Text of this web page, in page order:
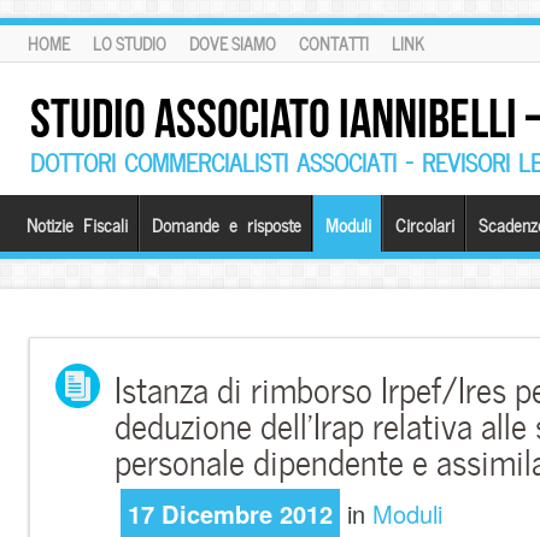
HOME LO STUDIO DOVE SIAMO CONTATTI LINK
STUDIO ASSOCIATO
DOTTORI COMMERCIALISTI ASSOCIATI – REVISORI
Notizie Fiscali Domande e risposte Moduli Circolari
Istanza di rimborso Irpef/Ires
deduzione dell’Irap relativa
personale dipendente e
17 Dicembre 2012 in Moduli